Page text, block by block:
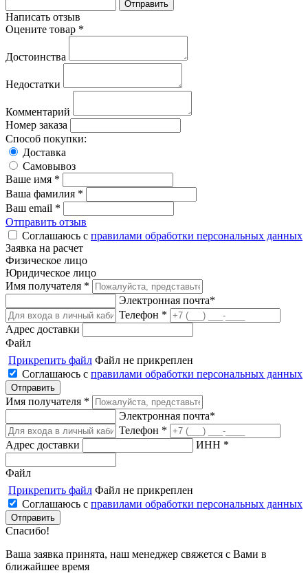
Написать отзыв
Оцените товар *
Достоинства
Недостатки
Комментарий
Номер заказа
Способ покупки:
Доставка
Самовывоз
Ваше имя *
Ваша фамилия *
Ваш email *
Отправить отзыв
Соглашаюсь с правилами обработки персональных данных
Заявка на расчет
Физическое лицо
Юридическое лицо
Имя получателя *
Электронная почта*
Телефон *
Адрес доставки
Файл
Прикрепить файл Файл не прикреплен
Соглашаюсь с правилами обработки персональных данных
Имя получателя *
Электронная почта*
Телефон *
Адрес доставки
ИНН *
Файл
Прикрепить файл Файл не прикреплен
Соглашаюсь с правилами обработки персональных данных
Спасибо!
Ваша заявка принята, наш менеджер свяжется с Вами в
ближайшее время